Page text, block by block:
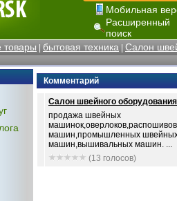
Мобильная
Расширенный
поиск
| бытовая техника | Салон
Комментарий
Салон швейного оборудования
продажа швейных
машин,промышленных
машин,вышивальных машин. ...
(13 голосов)